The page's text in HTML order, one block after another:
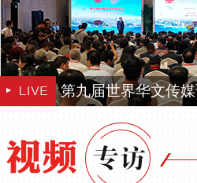
第九届世界华文传